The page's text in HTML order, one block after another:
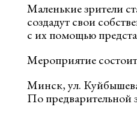
Маленькие зрители
создадут свои
с их помощью
Мероприятие
Минск, ул.
По предварительной